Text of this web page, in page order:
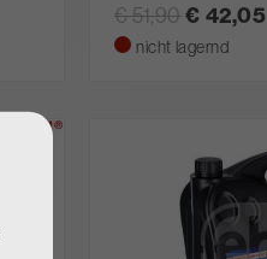
€ 51,90€ 42,05
nicht lagernd